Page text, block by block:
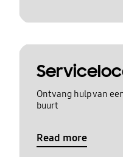
Ontvang hulp van
buurt
Read more